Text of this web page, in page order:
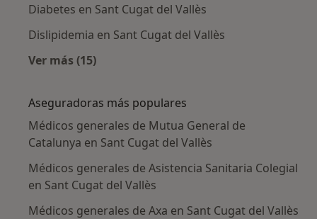
Diabetes en Sant Cugat del Vallès
Dislipidemia en Sant Cugat del Vallès
Ver más (15)
Aseguradoras más populares
Médicos generales de Mutua General de
Catalunya en Sant Cugat del Vallès
Médicos generales de Asistencia Sanitaria Colegial
en Sant Cugat del Vallès
Médicos generales de Axa en Sant Cugat del Vallès